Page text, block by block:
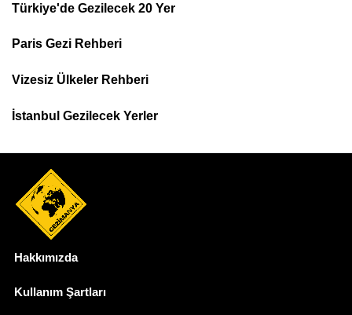
Footer
Top
Menu
Türkiye'de Gezilecek 20 Yer
Paris Gezi Rehberi
Vizesiz Ülkeler Rehberi
İstanbul Gezilecek Yerler
Hakkımızda
Kullanım Şartları